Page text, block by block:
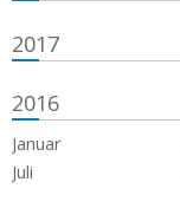
2017
2016
Januar
Juli